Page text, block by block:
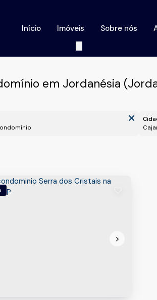
Sobre nós
Imóveis
Início
em Jordanésia